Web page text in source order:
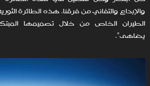
والإبداع والتفاني من فرقنا. هذه الطائرة
الطيران الخاص من خلال تصميمها
يضاهى".